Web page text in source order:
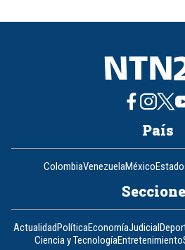
8
País
ColombiaVenezuelaMéxico
ActualidadPolíticaEconomíaJudicial
Ciencia y TecnologíaEntretenimiento